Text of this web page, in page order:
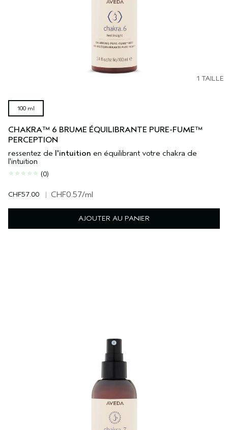
1 TAILLE
100 ml
CHAKRA™ 6 BRUME ÉQUILIBRANTE PURE-FUME™
PERCEPTION
ressentez de l'intuition en équilibrant votre chakra de
l'intuition
(0)
CHF57.00 | CHF0.57/ml
AJOUTER AU PANIER